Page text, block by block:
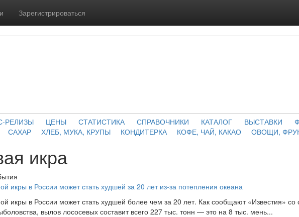
Зарегистрироваться
РЕЛИЗЫ ЦЕНЫ СТАТИСТИКА СПРАВОЧНИКИ КАТАЛОГ ВЫСТАВКИ
САХАР ХЛЕБ, МУКА, КРУПЫ КОНДИТЕРКА КОФЕ, ЧАЙ, КАКАО ОВОЩИ,
икра
икры в России может стать худшей за 20 лет из-за потепления океана
икры в России может стать худшей более чем за 20 лет. Как сообщают «Известия» со
вылов лососевых составит всего 227 тыс. тонн — это на 8 тыс. мень...